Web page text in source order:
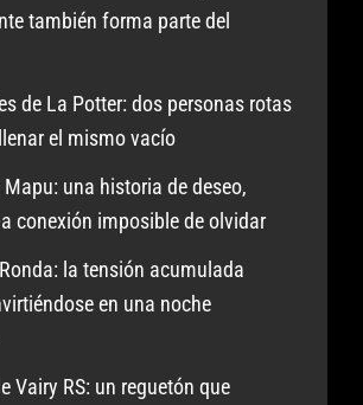
también forma parte del
de La Potter: dos personas rotas
el mismo vacío
una historia de deseo,
conexión imposible de olvidar
la tensión acumulada
en una noche
Vairy RS: un reguetón que